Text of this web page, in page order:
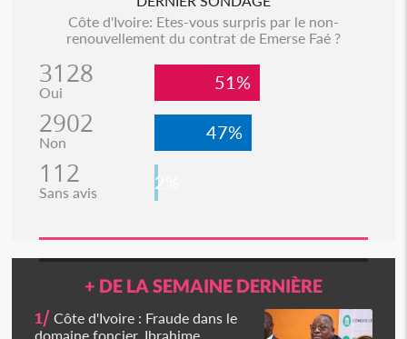
Côte d'Ivoire: Etes-vous surpris par le non-
renouvellement du contrat de Emerse Faé ?
3128
Oui 51%
2902
Non 47%
112
Sans avis 2%
+ DE LA SEMAINE DERNIÈRE
1/ Côte d'Ivoire : Fraude dans le
domaine foncier, Ibrahime